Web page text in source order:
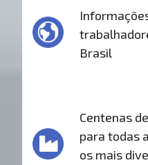
Brasil
Centenas
para todas
os mais